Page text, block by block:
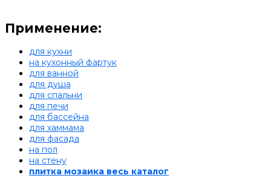
Применение:
для кухни
на кухонный фартук
для ванной
для душа
для спальни
для печи
для бассейна
для хаммама
для фасада
на пол
на стену
плитка мозаика весь каталог